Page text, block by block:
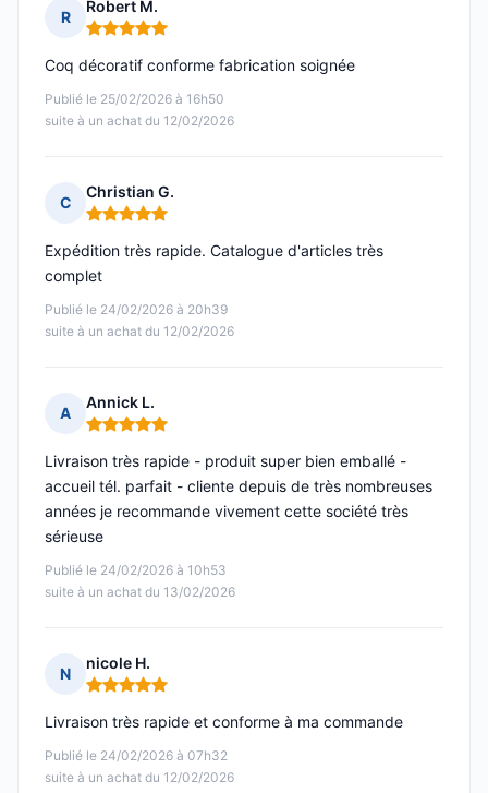
R
Robert M.
Note : 5 sur 5
Publié le 25/02/2026 à 16h50
suite à un achat du 12/02/2026
Coq décoratif conforme fabrication soignée
C
Christian G.
Note : 5 sur 5
Publié le 24/02/2026 à 20h39
suite à un achat du 12/02/2026
Expédition très rapide. Catalogue d'articles très
complet
A
Annick L.
Note : 5 sur 5
Publié le 24/02/2026 à 10h53
suite à un achat du 13/02/2026
Livraison très rapide - produit super bien emballé -
accueil tél. parfait - cliente depuis de très nombreuses
années je recommande vivement cette société très
sérieuse
N
nicole H.
Note : 5 sur 5
Publié le 24/02/2026 à 07h32
suite à un achat du 12/02/2026
Livraison très rapide et conforme à ma commande